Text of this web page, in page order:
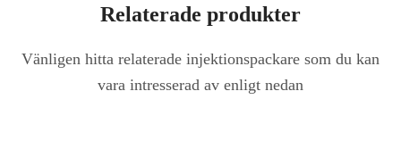
Relaterade produkter
Vänligen hitta relaterade injektionspackare som du kan
vara intresserad av enligt nedan